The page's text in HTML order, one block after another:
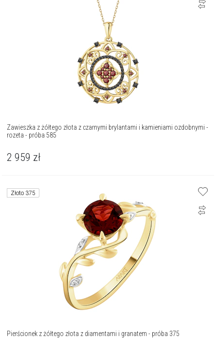
Zawieszka z żółtego złota z czarnymi brylantami i kamieniami ozdobnymi -
rozeta - próba 585
2 959 zł
Złoto 375
Pierścionek z żółtego złota z diamentami i granatem - próba 375